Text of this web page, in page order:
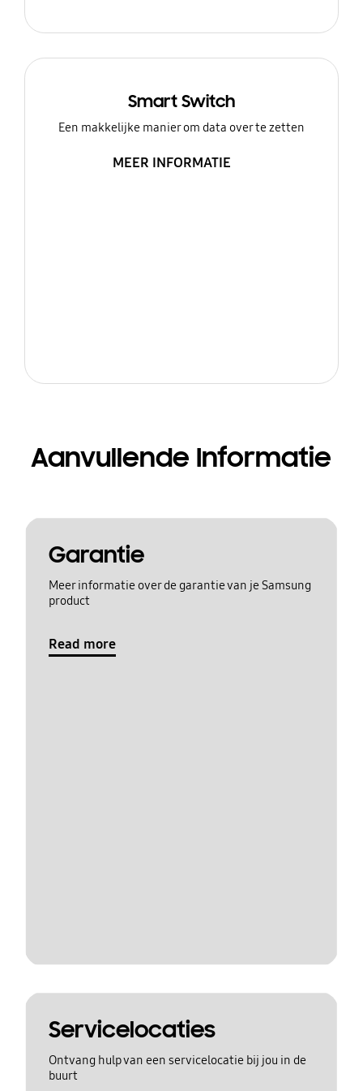
Smart Switch
Een makkelijke manier om data over te zetten
MEER INFORMATIE
Aanvullende Informatie
Garantie
Meer informatie over de garantie van je Samsung
product
Read more
Servicelocaties
Ontvang hulp van een servicelocatie bij jou in de
buurt